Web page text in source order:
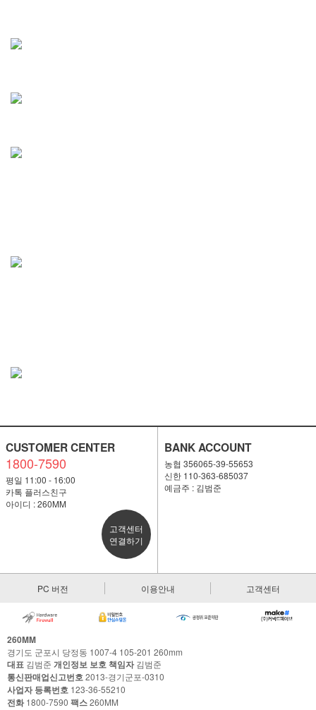
CUSTOMER CENTER
1800-7590
평일 11:00 - 16:00
카톡 플러스친구
아이디 : 260MM
고객센터
연결하기
BANK ACCOUNT
농협 356065-39-55653
신한 110-363-685037
예금주 : 김범준
PC 버전 이용안내 고객센터
260MM
경기도 군포시 당정동 1007-4 105-201 260mm
대표 김범준 개인정보 보호 책임자김범준
통신판매업신고번호2013-경기군포-0310
사업자 등록번호 123-36-55210
전화1800-7590 팩스260MM